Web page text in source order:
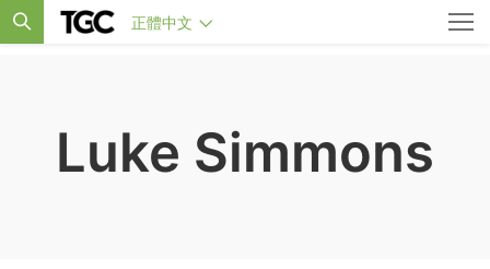
正體中文
Luke Simmons